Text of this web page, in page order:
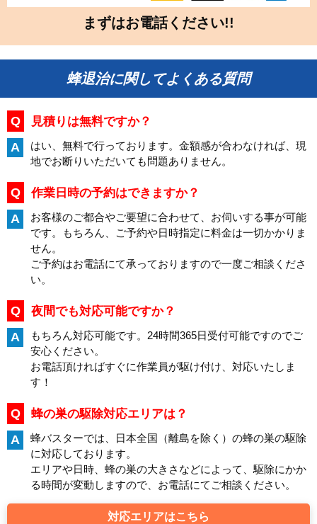
まずはお電話ください!!
蜂退治に関してよくある質問
Q 見積りは無料ですか？
A
はい、無料で行っております。金額感が合わなければ、現
地でお断りいただいても問題ありません。
Q 作業日時の予約はできますか？
A
お客様のご都合やご要望に合わせて、お伺いする事が可能
です。もちろん、ご予約や日時指定に料金は一切かかりま
せん。
ご予約はお電話にて承っておりますので一度ご相談くださ
い。
Q 夜間でも対応可能ですか？
A
もちろん対応可能です。24時間365日受付可能ですのでご
安心ください。
お電話頂ければすぐに作業員が駆け付け、対応いたしま
す！
Q 蜂の巣の駆除対応エリアは？
A
蜂バスターでは、日本全国（離島を除く）の蜂の巣の駆除
に対応しております。
エリアや日時、蜂の巣の大きさなどによって、駆除にかか
る時間が変動しますので、お電話にてご相談ください。
対応エリアはこちら